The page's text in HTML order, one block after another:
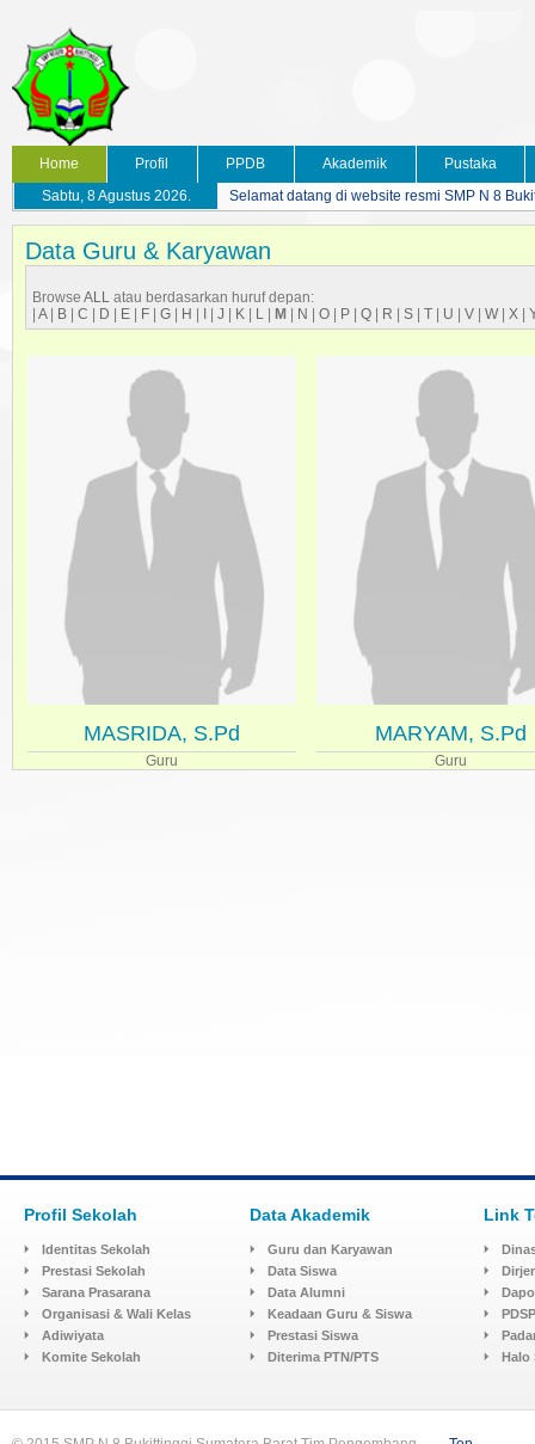
Home Profil PPDB Akademik
Pustaka
Sabtu, 8 Agustus 2026.
Selamat datang di website resmi SMP N 8
Data Guru & Karyawan
Browse ALL atau berdasarkan huruf depan:
A| B C D E F G H J K L M N O P Q R S T U V W X
MASRIDA, S.Pd
Guru
MARYAM, S.Pd
Guru
Profil Sekolah
Identitas Sekolah
Prestasi Sekolah
Sarana Prasarana
Organisasi & Wali Kelas
Adiwiyata
Komite Sekolah
Data Akademik
Guru dan Karyawan
Data Siswa
Data Alumni
Keadaan Guru & Siswa
Prestasi Siswa
Diterima PTN/PTS
Link
Halo